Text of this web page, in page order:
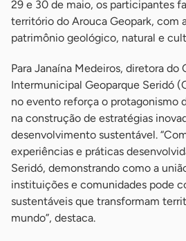
29 e 30 de maio, os participantes
território do Arouca Geopark, com
patrimônio geológico, natural e
Para Janaína Medeiros, diretora do
Intermunicipal Geoparque Seridó
no evento reforça o protagonismo
na construção de estratégias
desenvolvimento sustentável.
experiências e práticas
Seridó, demonstrando como a
instituições e comunidades pode
sustentáveis que transformam
mundo”, destaca.